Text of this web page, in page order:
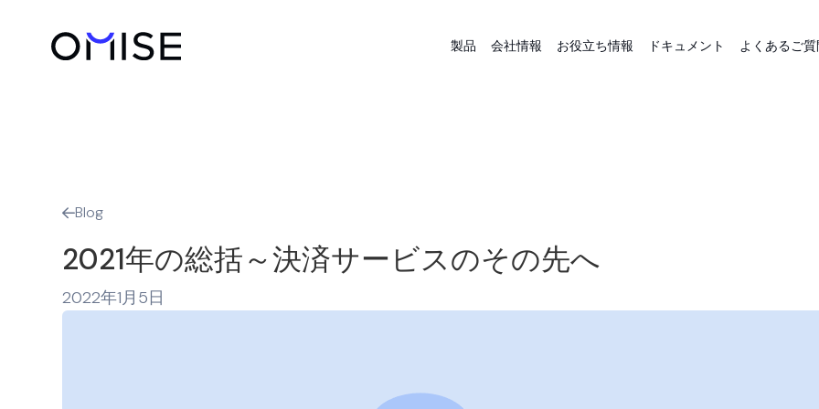
製品 会社情報 お役立ち情報 ドキュメント よくあるご質
Blog
2021年の総括～決済サービスのその先へ
2022年1月5日